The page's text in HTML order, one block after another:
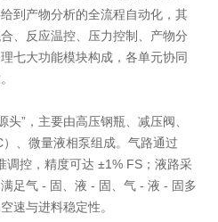
到产物分析的全流程自动化，其
、反应温控、压力控制、产物分
七大功能模块构成，各单元协同
头”，主要由高压钢瓶、减压阀、
、微量液相泵组成。气路通过
调控，精度可达 ±1% FS；液路采
足气 - 固、液 - 固、气 - 液 - 固多
速与进料稳定性。